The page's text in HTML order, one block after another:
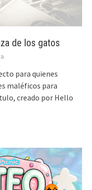
de los gatos
para quienes
maléficos para
creado por Hello